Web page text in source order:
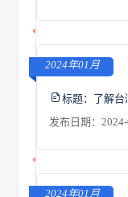
2024年01月
标题： 了解台
发布日期：
2024年01月